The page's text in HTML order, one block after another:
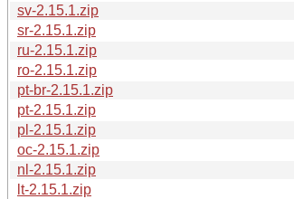
sv-2.15.1.zip
sr-2.15.1.zip
ru-2.15.1.zip
ro-2.15.1.zip
pt-br-2.15.1.zip
pt-2.15.1.zip
pl-2.15.1.zip
oc-2.15.1.zip
nl-2.15.1.zip
lt-2.15.1.zip